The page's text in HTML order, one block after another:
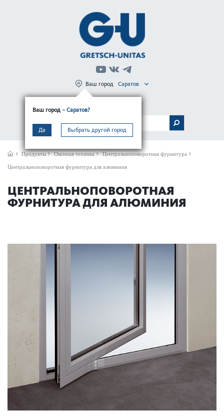
Ваш город – Саратов?
Да Выбрать другой город
Ваш город Саратов
МЕНЮ
Продукты Оконная техника Центральноповоротная фурнитура
Центральноповоротная фурнитура для алюминия
ЦЕНТРАЛЬНОПОВОРОТНАЯ
ФУРНИТУРА ДЛЯ АЛЮМИНИЯ